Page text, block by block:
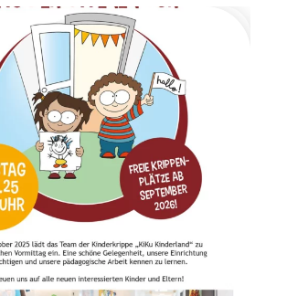
stimmungsvoller
wurden alle
herzlich begrüßt.
frühstückten wir
und gemütlicher
Anschließend
ein Geschenketisch,
die Überraschungen
gemeinsam
wurden. Es war
voller Staunen
Freude. Am letzten Tag
Wichtelzeit
sich die
mit einem
Sie bedankten
für die schöne
Zeit und